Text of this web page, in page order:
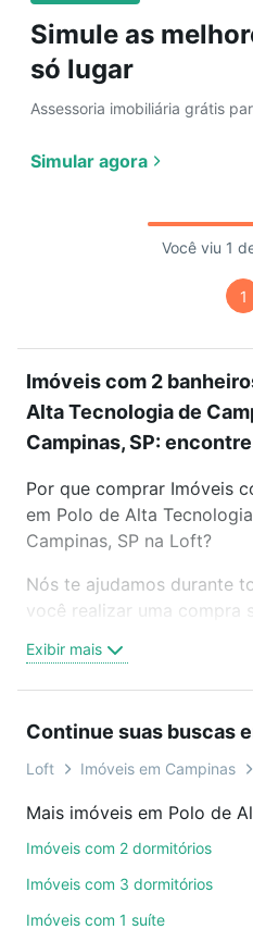
Simule as
só lugar
Assessoria imobiliária grátis
Simular agora
Você viu 1
1
Imóveis com 2
Alta Tecnologia de
Campinas, SP:
Por que comprar Imóveis
em Polo de Alta
Campinas, SP na Loft?
Nós te ajudamos durante
você realizar uma compra
trabalho e do metrô, aqui
oferta ideal de Imóveis
Campinas, SP para
uma visita presencial ou
46 mil corretores e
compra, venda ou troca de
Como escolher um imóvel?
Use barra de busca no
Exibir mais
Continue suas buscas
Loft Imóveis em Campinas
Imóveis com 2 dormitórios
Imóveis com 3 dormitórios
Imóveis com 1 suíte